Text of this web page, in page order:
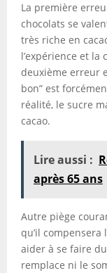
La première
chocolats se
très riche en
l’expérience et la
deuxième erreur
bon” est
réalité, le sucre
cacao.
Lire aussi :
après 65 ans
Autre piège
qu’il
aider à se faire
remplace ni le